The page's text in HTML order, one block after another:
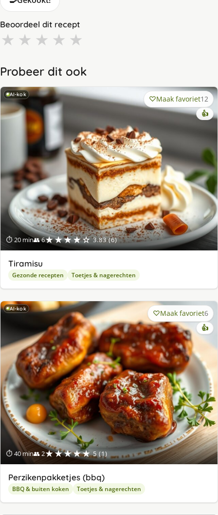
Beoordeel dit recept
★ ★ ★ ★ ★
Probeer dit ook
AI-kok
⏱ 20 min👥 6★★★★☆ 3.83 (6)
Maak favoriet12
👍
Tiramisu
Gezonde recepten Toetjes & nagerechten
AI-kok
⏱ 40 min👥 2★★★★★ 5 (1)
Maak favoriet6
👍
Perzikenpakketjes (bbq)
BBQ & buiten koken Toetjes & nagerechten